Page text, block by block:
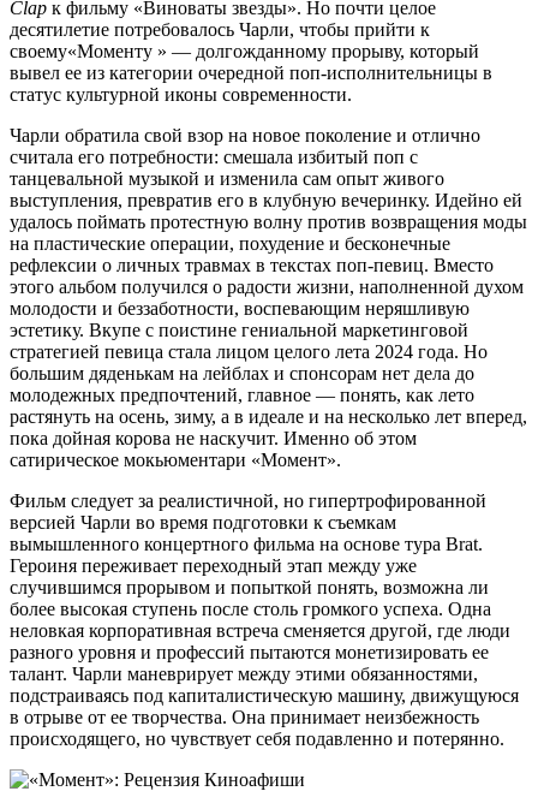
Clap к фильму «Виноваты звезды». Но почти целое
десятилетие потребовалось Чарли, чтобы прийти к
своему«Моменту » — долгожданному прорыву, который
вывел ее из категории очередной поп-исполнительницы в
статус культурной иконы современности.
Чарли обратила свой взор на новое поколение и отлично
считала его потребности: смешала избитый поп с
танцевальной музыкой и изменила сам опыт живого
выступления, превратив его в клубную вечеринку. Идейно ей
удалось поймать протестную волну против возвращения моды
на пластические операции, похудение и бесконечные
рефлексии о личных травмах в текстах поп-певиц. Вместо
этого альбом получился о радости жизни, наполненной духом
молодости и беззаботности, воспевающим неряшливую
эстетику. Вкупе с поистине гениальной маркетинговой
стратегией певица стала лицом целого лета 2024 года. Но
большим дяденькам на лейблах и спонсорам нет дела до
молодежных предпочтений, главное — понять, как лето
растянуть на осень, зиму, а в идеале и на несколько лет вперед,
пока дойная корова не наскучит. Именно об этом
сатирическое мокьюментари «Момент».
Фильм следует за реалистичной, но гипертрофированной
версией Чарли во время подготовки к съемкам
вымышленного концертного фильма на основе тура Brat.
Героиня переживает переходный этап между уже
случившимся прорывом и попыткой понять, возможна ли
более высокая ступень после столь громкого успеха. Одна
неловкая корпоративная встреча сменяется другой, где люди
разного уровня и профессий пытаются монетизировать ее
талант. Чарли маневрирует между этими обязанностями,
подстраиваясь под капиталистическую машину, движущуюся
в отрыве от ее творчества. Она принимает неизбежность
происходящего, но чувствует себя подавленно и потерянно.